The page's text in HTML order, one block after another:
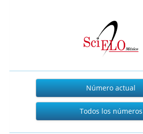
Actual
Número actual
Todos los números